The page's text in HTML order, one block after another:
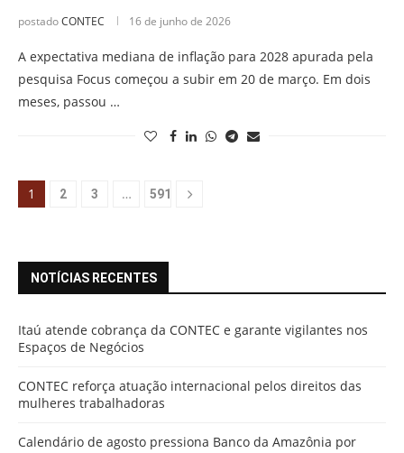
postadoCONTEC 16 de junho de 2026
A expectativa mediana de inflação para 2028 apurada pela
pesquisa Focus começou a subir em 20 de março. Em dois
meses, passou …
1 2 3 … 591
NOTÍCIAS RECENTES
Itaú atende cobrança da CONTEC e garante vigilantes nos
Espaços de Negócios
CONTEC reforça atuação internacional pelos direitos das
mulheres trabalhadoras
Calendário de agosto pressiona Banco da Amazônia por